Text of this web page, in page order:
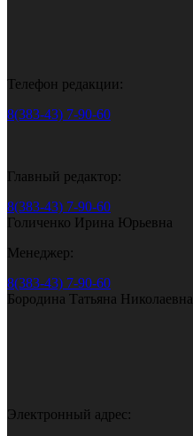
Телефон редакции:
8(383-43) 7-90-60
Главный редактор:
8(383-43) 7-90-60
Голиченко Ирина Юрьевна
Менеджер:
8(383-43) 7-90-60
Бородина Татьяна Николаевна
Электронный адрес: